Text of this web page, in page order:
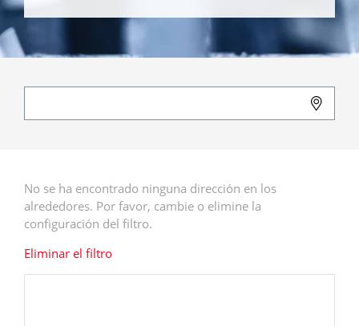
No se ha encontrado ninguna dirección en los
alrededores. Por favor, cambie o elimine la
configuración del filtro.
Eliminar el filtro